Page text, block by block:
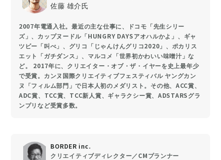
佐藤 雄介氏
2007年電通入社。最近の主な仕事に、ドコモ「先生シリー
ズ」、カップヌードル「HUNGRY DAYSアオハルかよ」、ギャ
ツビー「叫べ」、グリコ「じゃんけんグリコ2020」、ポカリス
エット「ガチダンス」、マルコメ「世界初かわいい味噌汁」な
ど。 2017年に、クリエイター・オブ・ザ・イヤーを史上最年少
で受賞。カンヌ国際クリエイティブフェスティバル ヤングカン
ヌ「フィルム部門」で日本人初のメダリスト。その他、ACC賞、
ADC賞、TCC賞、TCC新人賞、ギャラクシー賞、ADSTARSグラ
ンプリなど受賞多数。
BORDER inc.
クリエイティブディレクター／CMプランナー